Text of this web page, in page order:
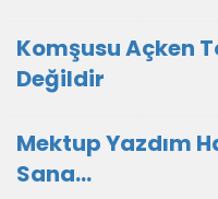
Komşusu Açken
Değildir
Mektup Yazdım
Sana…